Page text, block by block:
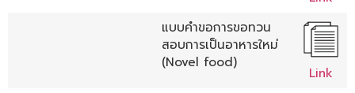
แบบคำขอการขอทวน
สอบการเป็นอาหารใหม่
(Novel food)
Link